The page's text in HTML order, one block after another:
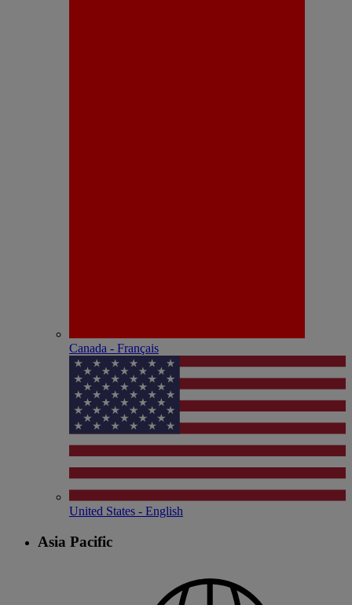
Canada - Français
United States - English
Asia Pacific